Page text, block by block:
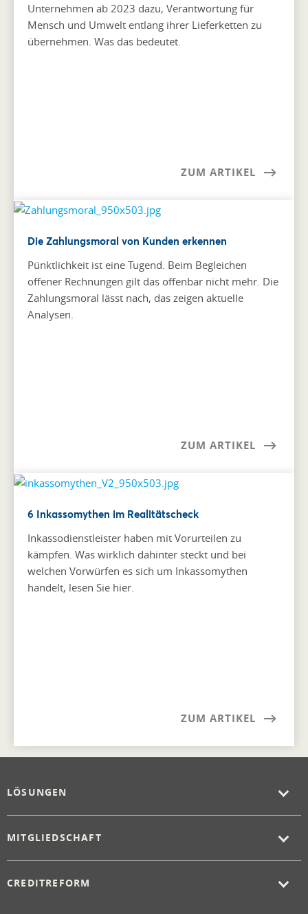
Unternehmen ab 2023 dazu, Verantwortung für
Mensch und Umwelt entlang ihrer Lieferketten zu
übernehmen. Was das bedeutet.
ZUM ARTIKEL
Die Zahlungsmoral von Kunden erkennen
Pünktlichkeit ist eine Tugend. Beim Begleichen
offener Rechnungen gilt das offenbar nicht mehr. Die
Zahlungsmoral lässt nach, das zeigen aktuelle
Analysen.
ZUM ARTIKEL
6 Inkassomythen im Realitätscheck
Inkassodienstleister haben mit Vorurteilen zu
kämpfen. Was wirklich dahinter steckt und bei
welchen Vorwürfen es sich um Inkassomythen
handelt, lesen Sie hier.
ZUM ARTIKEL
LÖSUNGEN
MITGLIEDSCHAFT
CREDITREFORM